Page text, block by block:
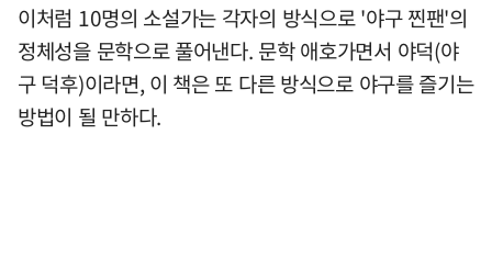
이처럼 10명의 소설가는 각자의 방식으로 '야구 찐팬'의
정체성을 문학으로 풀어낸다. 문학 애호가면서 야덕(야
구 덕후)이라면, 이 책은 또 다른 방식으로 야구를 즐기는
방법이 될 만하다.